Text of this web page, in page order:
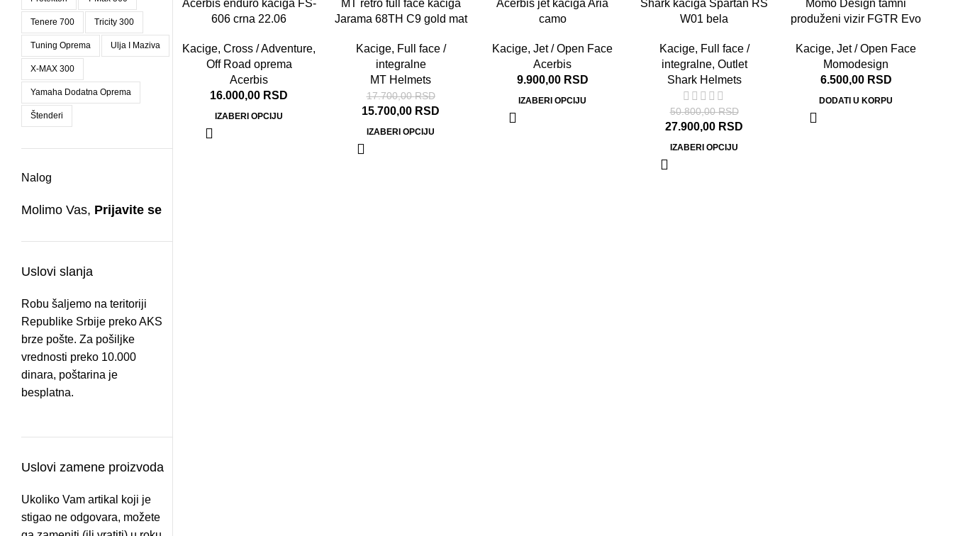
RODA
Acerbis enduro kaciga FS-
606 crna 22.06
Kacige, Cross / Adventure,
Off Road oprema
Acerbis
16.000,00 RSD
IZABERI OPCIJU
-11%
MT retro full face kaciga
Jarama 68TH C9 gold mat
Kacige, Full face /
integralne
MT Helmets
17.700,00RSD
15.700,00 RSD
IZABERI OPCIJU
Acerbis jet kaciga Aria
camo
Kacige, Jet / Open Face
Acerbis
9.900,00 RSD
IZABERI OPCIJU
-45%
Shark kaciga Spartan RS
W01 bela
Kacige, Full face /
integralne, Outlet
Shark Helmets
50.800,00RSD
27.900,00 RSD
IZABERI OPCIJU
Momo Design tamni
produženi vizir FGTR Evo
Kacige, Jet / Open Face
Momodesign
6.500,00 RSD
DODATI U KORPU
Tenere 700 Tricity 300
Tuning Oprema Ulja I Maziva
X-MAX 300
Yamaha Dodatna Oprema
Štenderi
Nalog
Molimo Vas, Prijavite se
Uslovi slanja
Robu šaljemo na teritoriji
Republike Srbije preko AKS
brze pošte. Za pošiljke
vrednosti preko 10.000
dinara, poštarina je
besplatna.
Uslovi zamene proizvoda
Ukoliko Vam artikal koji je
stigao ne odgovara, možete